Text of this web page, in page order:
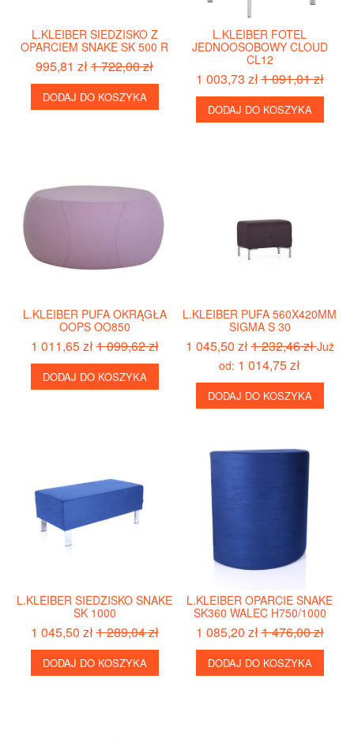
L.KLEIBER SIEDZISKO Z
OPARCIEM SNAKE SK 500 R
995,81 zł1 722,00 zł
DODAJ DO KOSZYKA
L.KLEIBER FOTEL
JEDNOOSOBOWY CLOUD
CL12
1 003,73 zł1 091,01 zł
DODAJ DO KOSZYKA
L.KLEIBER PUFA OKRĄGŁA
OOPS OO850
1 011,65 zł1 099,62 zł
DODAJ DO KOSZYKA
L.KLEIBER PUFA 560X420MM
SIGMA S 30
1 045,50 zł1 232,46 złJuż
od: 1 014,75 zł
DODAJ DO KOSZYKA
L.KLEIBER SIEDZISKO SNAKE
SK 1000
1 045,50 zł1 289,04 zł
DODAJ DO KOSZYKA
L.KLEIBER OPARCIE SNAKE
SK360 WALEC H750/1000
1 085,20 zł1 476,00 zł
DODAJ DO KOSZYKA